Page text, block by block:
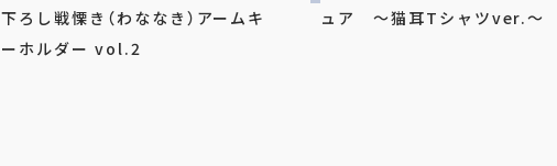
下ろし戦慄き（わななき）アームキ
ーホルダー vol.2
ュア ～猫耳Tシャツver.～